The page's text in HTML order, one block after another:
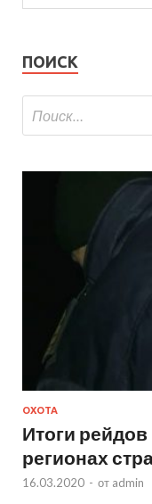
ПОИСК
ОХОТА
Итоги
регионах
16.03.2020 - от admin